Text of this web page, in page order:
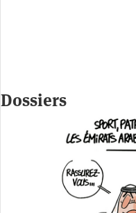
Dossiers